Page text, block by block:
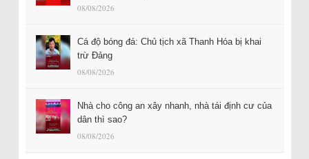
08/08/2026
Cá độ bóng đá: Chủ tịch xã Thanh Hóa bị khai
trừ Đảng
08/08/2026
Nhà cho công an xây nhanh, nhà tái định cư của
dân thì sao?
08/08/2026